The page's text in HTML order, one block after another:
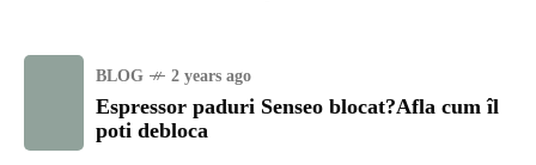
BLOG 2 years ago
Espressor paduri Senseo blocat?Afla cum îl
poti debloca